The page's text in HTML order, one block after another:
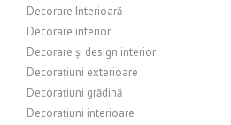
Decorare Interioară
Decorare interior
Decorare și design interior
Decorațiuni exterioare
Decorațiuni grădină
Decorațiuni interioare